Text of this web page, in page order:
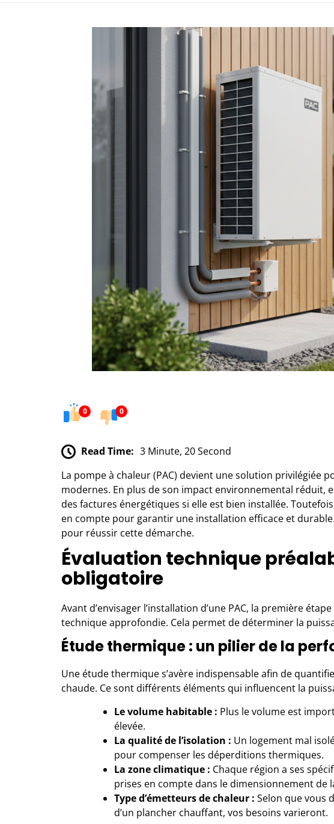
0 0
Read Time: 3 Minute, 20 Second
La pompe à chaleur (PAC) devient une solution privilégiée
modernes. En plus de son impact environnemental réduit,
des factures énergétiques si elle est bien installée.
en compte pour garantir une installation efficace et
pour réussir cette démarche.
Évaluation technique
obligatoire
Avant d’envisager l’installation d’une PAC, la première
technique approfondie. Cela permet de déterminer la
Étude thermique : un pilier de la
Une étude thermique s’avère indispensable afin de
chaude. Ce sont différents éléments qui influencent la
Le volume habitable : Plus le volume est
élevée.
La qualité de l’isolation : Un logement mal
pour compenser les déperditions thermiques.
La zone climatique : Chaque région a ses
prises en compte dans le dimensionnement de
Type d’émetteurs de chaleur : Selon que vous
d’un plancher chauffant, vos besoins varieront.